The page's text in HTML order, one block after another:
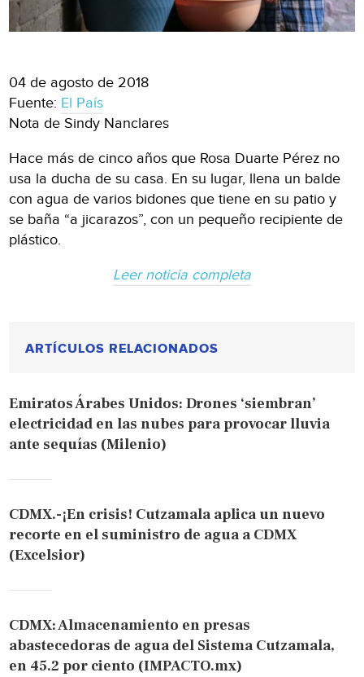
04 de agosto de 2018
Fuente: El País
Nota de Sindy Nanclares
Hace más de cinco años que Rosa Duarte Pérez no
usa la ducha de su casa. En su lugar, llena un balde
con agua de varios bidones que tiene en su patio y
se baña “a jicarazos”, con un pequeño recipiente de
plástico.
Leer noticia completa
ARTÍCULOS RELACIONADOS
Emiratos Árabes Unidos: Drones ‘siembran’
electricidad en las nubes para provocar lluvia
ante sequías (Milenio)
CDMX.-¡En crisis! Cutzamala aplica un nuevo
recorte en el suministro de agua a CDMX
(Excelsior)
CDMX: Almacenamiento en presas
abastecedoras de agua del Sistema Cutzamala,
en 45.2 por ciento (IMPACTO.mx)